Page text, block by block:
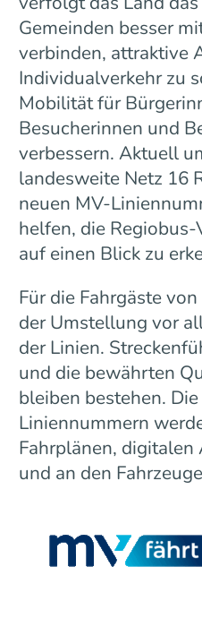
Gemeinden besser
verbinden, attraktive
Individualverkehr zu
Mobilität für
Besucherinnen und
verbessern. Aktuell
landesweite Netz 16
neuen MV-
helfen, die
auf einen Blick zu
Für die Fahrgäste
der Umstellung vor
der Linien.
und die bewährten
bleiben bestehen.
Liniennummern
Fahrplänen,
und an den